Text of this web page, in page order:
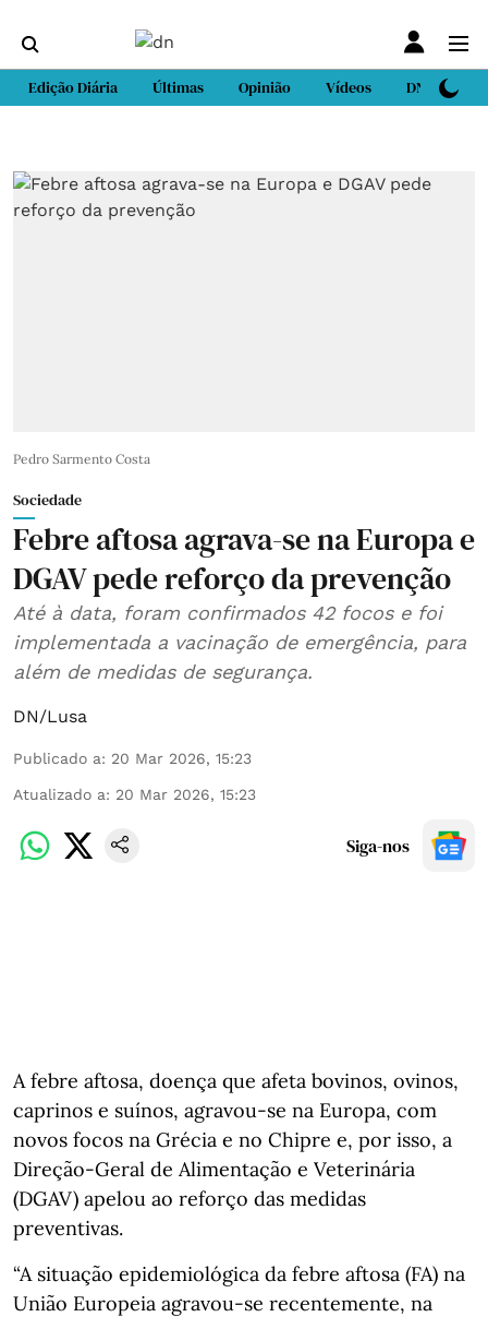
Edição Diária Últimas Opinião Vídeos DN Sport
Pedro Sarmento Costa
Sociedade
Febre aftosa agrava-se na Europa e
DGAV pede reforço da prevenção
Até à data, foram confirmados 42 focos e foi
implementada a vacinação de emergência, para
além de medidas de segurança.
DN/Lusa
Publicado a: 20 Mar 2026, 15:23
Atualizado a: 20 Mar 2026, 15:23
Siga-nos
A febre aftosa, doença que afeta bovinos, ovinos,
caprinos e suínos, agravou-se na Europa, com
novos focos na Grécia e no Chipre e, por isso, a
Direção-Geral de Alimentação e Veterinária
(DGAV) apelou ao reforço das medidas
preventivas.
“A situação epidemiológica da febre aftosa (FA) na
União Europeia agravou-se recentemente, na